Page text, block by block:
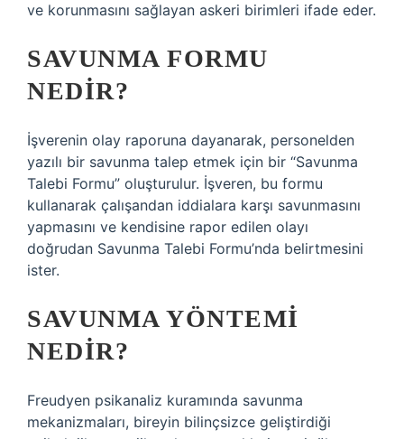
ve korunmasını sağlayan askeri birimleri ifade eder.
SAVUNMA FORMU
NEDIR?
İşverenin olay raporuna dayanarak, personelden
yazılı bir savunma talep etmek için bir “Savunma
Talebi Formu” oluşturulur. İşveren, bu formu
kullanarak çalışandan iddialara karşı savunmasını
yapmasını ve kendisine rapor edilen olayı
doğrudan Savunma Talebi Formu’nda belirtmesini
ister.
SAVUNMA YÖNTEMI
NEDIR?
Freudyen psikanaliz kuramında savunma
mekanizmaları, bireyin bilinçsizce geliştirdiği